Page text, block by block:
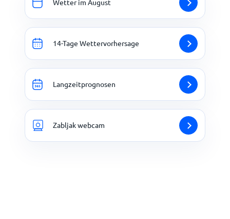
Wetter im August
14-Tage Wettervorhersage
Langzeitprognosen
Zabljak webcam